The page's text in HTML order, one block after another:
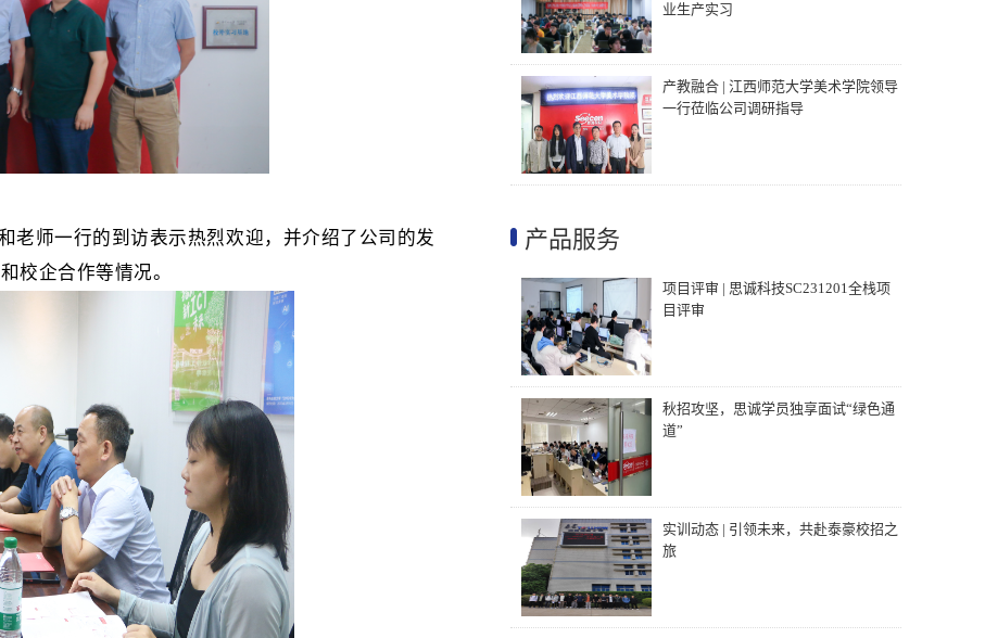
老师一行的到访表示热烈欢迎，并介绍了公司的发
校企合作等情况。
业生产实习
产教融合 | 江西师范大学美术学院领导
一行莅临公司调研指导
产品服务
项目评审 | 思诚科技SC231201全栈项
目评审
秋招攻坚，思诚学员独享面试“绿色通
道”
实训动态 | 引领未来，共赴泰豪校招之
旅